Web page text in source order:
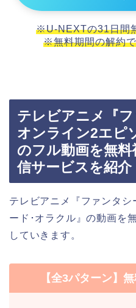
※U-NEXTの31日間
※無料期間の解約
テレビアニメ『
オンライン2エピ
のフル動画を無
信サービスを紹介
テレビアニメ『ファンタ
ード･オラクル』の動画を
していきます。
【全3パターン】